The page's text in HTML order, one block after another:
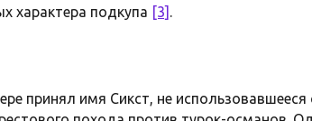
характера подкупа [3] .
принял имя Сикст, не